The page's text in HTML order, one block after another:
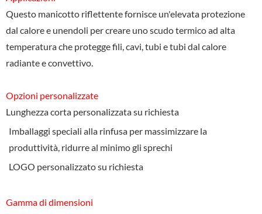
Questo manicotto riflettente fornisce un'elevata protezione
dal calore e unendoli per creare uno scudo termico ad alta
temperatura che protegge fili, cavi, tubi e tubi dal calore
radiante e convettivo.
Opzioni personalizzate
Lunghezza corta personalizzata su richiesta
Imballaggi speciali alla rinfusa per massimizzare la
produttività, ridurre al minimo gli sprechi
LOGO personalizzato su richiesta
Gamma di dimensioni